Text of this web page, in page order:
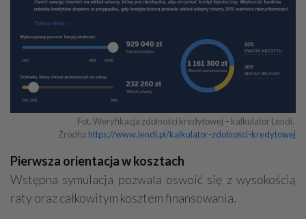
Fot. Weryfikacja zdolności kredytowej – kalkulator Lendi.
Źródło: https://www.lendi.pl/kalkulator-zdolnosci-kredytowej
Pierwsza orientacja w kosztach
Wstępna symulacja pozwala oswoić się z wysokością
raty oraz całkowitym kosztem finansowania.